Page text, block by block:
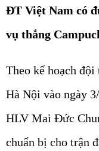
ĐT Việt Nam có
vụ thắng
Theo kế hoạch
Hà Nội vào ngày
HLV Mai Đức
chuẩn bị cho trận